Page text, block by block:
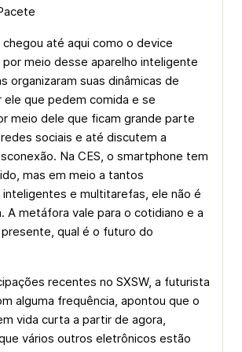
até aqui como o device
por meio desse aparelho inteligente
organizaram suas dinâmicas de
ele que pedem comida e se
meio dele que ficam grande parte
sociais e até discutem a
Na CES, o smartphone tem
mas em meio a tantos
e multitarefas, ele não é
A metáfora vale para o cotidiano e a
qual é o futuro do
recentes no SXSW, a futurista
alguma frequência, apontou que o
vida curta a partir de agora,
vários outros eletrônicos estão